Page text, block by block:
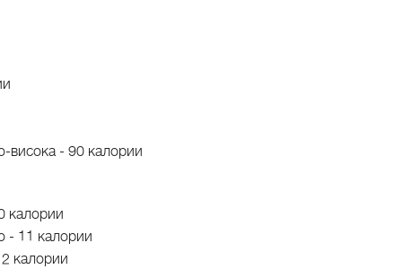
висока - 90 калории
калории
- 11 калории
калории